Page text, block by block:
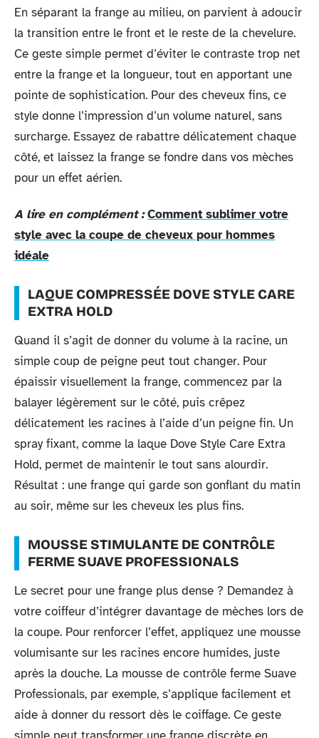
En séparant la frange au milieu, on parvient à adoucir
la transition entre le front et le reste de la chevelure.
Ce geste simple permet d’éviter le contraste trop net
entre la frange et la longueur, tout en apportant une
pointe de sophistication. Pour des cheveux fins, ce
style donne l’impression d’un volume naturel, sans
surcharge. Essayez de rabattre délicatement chaque
côté, et laissez la frange se fondre dans vos mèches
pour un effet aérien.
A lire en complément : Comment sublimer votre
style avec la coupe de cheveux pour hommes
idéale
LAQUE COMPRESSÉE DOVE STYLE CARE
EXTRA HOLD
Quand il s’agit de donner du volume à la racine, un
simple coup de peigne peut tout changer. Pour
épaissir visuellement la frange, commencez par la
balayer légèrement sur le côté, puis crêpez
délicatement les racines à l’aide d’un peigne fin. Un
spray fixant, comme la laque Dove Style Care Extra
Hold, permet de maintenir le tout sans alourdir.
Résultat : une frange qui garde son gonflant du matin
au soir, même sur les cheveux les plus fins.
MOUSSE STIMULANTE DE CONTRÔLE
FERME SUAVE PROFESSIONALS
Le secret pour une frange plus dense ? Demandez à
votre coiffeur d’intégrer davantage de mèches lors de
la coupe. Pour renforcer l’effet, appliquez une mousse
volumisante sur les racines encore humides, juste
après la douche. La mousse de contrôle ferme Suave
Professionals, par exemple, s’applique facilement et
aide à donner du ressort dès le coiffage. Ce geste